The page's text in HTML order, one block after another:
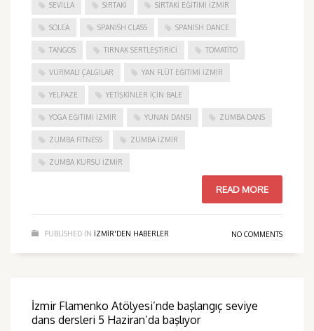
SEVILLA SIRTAKI SIRTAKI EĞITIMI İZMIR
SOLEA SPANISH CLASS SPANISH DANCE
TANGOS TIRNAK SERTLEŞTIRICI TOMATITO
VURMALI ÇALGILAR YAN FLÜT EĞITIMI İZMIR
YELPAZE YETIŞKINLER IÇIN BALE
YOGA EĞITIMI İZMIR YUNAN DANSI ZUMBA DANS
ZUMBA FITNESS ZUMBA İZMIR
ZUMBA KURSU İZMIR
READ MORE
PUBLISHED IN IZMIR'DEN HABERLER NO COMMENTS
İzmir Flamenko Atölyesi’nde başlangıç seviye
dans dersleri 5 Haziran’da başlıyor